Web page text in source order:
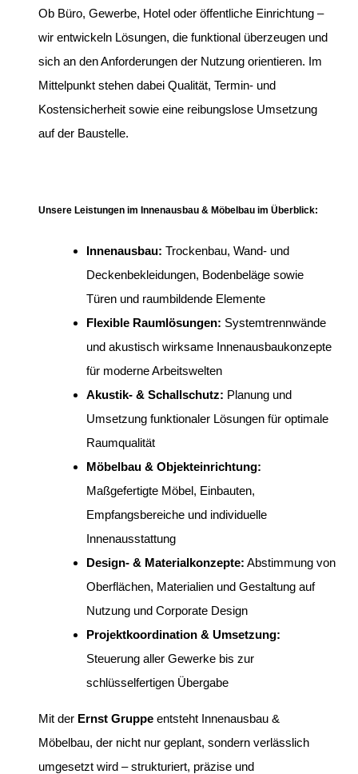
Ob Büro, Gewerbe, Hotel oder öffentliche Einrichtung –
wir entwickeln Lösungen, die funktional überzeugen und
sich an den Anforderungen der Nutzung orientieren. Im
Mittelpunkt stehen dabei Qualität, Termin- und
Kostensicherheit sowie eine reibungslose Umsetzung
auf der Baustelle.
Unsere Leistungen im Innenausbau & Möbelbau im Überblick:
Innenausbau: Trockenbau, Wand- und
Deckenbekleidungen, Bodenbeläge sowie
Türen und raumbildende Elemente
Flexible Raumlösungen: Systemtrennwände
und akustisch wirksame Innenausbaukonzepte
für moderne Arbeitswelten
Akustik- & Schallschutz: Planung und
Umsetzung funktionaler Lösungen für optimale
Raumqualität
Möbelbau & Objekteinrichtung:
Maßgefertigte Möbel, Einbauten,
Empfangsbereiche und individuelle
Innenausstattung
Design- & Materialkonzepte: Abstimmung von
Oberflächen, Materialien und Gestaltung auf
Nutzung und Corporate Design
Projektkoordination & Umsetzung:
Steuerung aller Gewerke bis zur
schlüsselfertigen Übergabe
Mit der Ernst Gruppe entsteht Innenausbau &
Möbelbau, der nicht nur geplant, sondern verlässlich
umgesetzt wird – strukturiert, präzise und